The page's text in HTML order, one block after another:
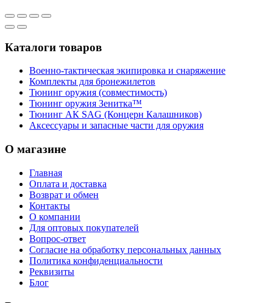
Каталоги товаров
Военно-тактическая экипировка и снаряжение
Комплекты для бронежилетов
Тюнинг оружия (совместимость)
Тюнинг оружия Зенитка™
Тюнинг АК SAG (Концерн Калашников)
Аксессуары и запасные части для оружия
О магазине
Главная
Оплата и доставка
Возврат и обмен
Контакты
О компании
Для оптовых покупателей
Вопрос-ответ
Согласие на обработку персональных данных
Политика конфиденциальности
Реквизиты
Блог